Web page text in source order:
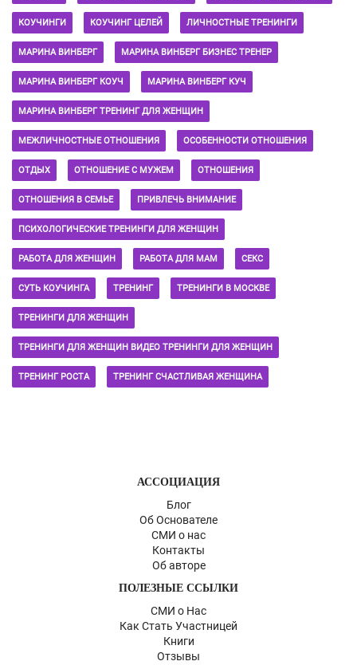
КОУЧИНГИ КОУЧИНГ ЦЕЛЕЙ ЛИЧНОСТНЫЕ ТРЕНИНГИ
МАРИНА ВИНБЕРГ МАРИНА ВИНБЕРГ БИЗНЕС ТРЕНЕР
МАРИНА ВИНБЕРГ КОУЧ МАРИНА ВИНБЕРГ КУЧ
МАРИНА ВИНБЕРГ ТРЕНИНГ ДЛЯ ЖЕНЩИН
МЕЖЛИЧНОСТНЫЕ ОТНОШЕНИЯ ОСОБЕННОСТИ ОТНОШЕНИЯ
ОТДЫХ ОТНОШЕНИЕ С МУЖЕМ ОТНОШЕНИЯ
ОТНОШЕНИЯ В СЕМЬЕ ПРИВЛЕЧЬ ВНИМАНИЕ
ПСИХОЛОГИЧЕСКИЕ ТРЕНИНГИ ДЛЯ ЖЕНЩИН
РАБОТА ДЛЯ ЖЕНЩИН РАБОТА ДЛЯ МАМ СЕКС
СУТЬ КОУЧИНГА ТРЕНИНГ ТРЕНИНГИ В МОСКВЕ
ТРЕНИНГИ ДЛЯ ЖЕНЩИН
ТРЕНИНГИ ДЛЯ ЖЕНЩИН ВИДЕО ТРЕНИНГИ ДЛЯ ЖЕНЩИН
ТРЕНИНГ РОСТА ТРЕНИНГ СЧАСТЛИВАЯ ЖЕНЩИНА
АССОЦИАЦИЯ
Блог
Об Основателе
СМИ о нас
Контакты
Об авторе
ПОЛЕЗНЫЕ ССЫЛКИ
СМИ о Нас
Как Стать Участницей
Книги
Отзывы